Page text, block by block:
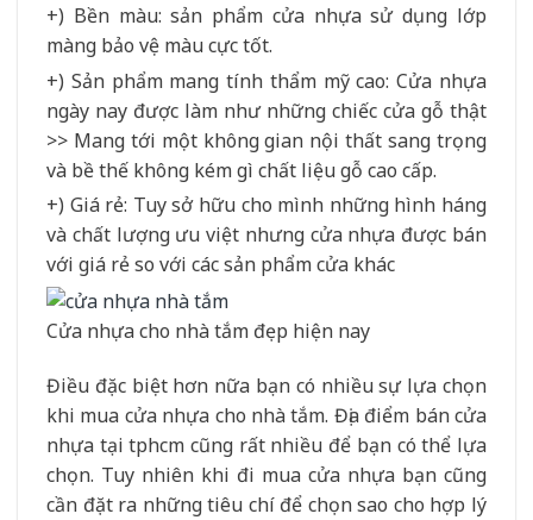
+) Bền màu: sản phẩm cửa nhựa sử dụng lớp
màng bảo vệ màu cực tốt.
+) Sản phẩm mang tính thẩm mỹ cao: Cửa nhựa
ngày nay được làm như những chiếc cửa gỗ thật
>> Mang tới một không gian nội thất sang trọng
và bề thế không kém gì chất liệu gỗ cao cấp.
+) Giá rẻ: Tuy sở hữu cho mình những hình háng
và chất lượng ưu việt nhưng cửa nhựa được bán
với giá rẻ so với các sản phẩm cửa khác
Cửa nhựa cho nhà tắm đẹp hiện nay
Điều đặc biệt hơn nữa bạn có nhiều sự lựa chọn
khi mua cửa nhựa cho nhà tắm. Địa điểm bán cửa
nhựa tại tphcm cũng rất nhiều để bạn có thể lựa
chọn. Tuy nhiên khi đi mua cửa nhựa bạn cũng
cần đặt ra những tiêu chí để chọn sao cho hợp lý